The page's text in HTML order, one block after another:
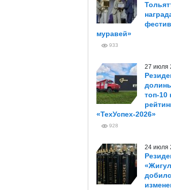
муравей»
933
27 июля
топ-10
«ТехУспех-2026»
928
24 июля